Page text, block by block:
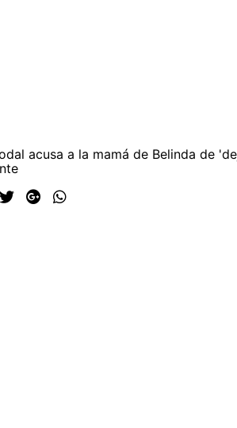
acusa a la mamá de Belinda de